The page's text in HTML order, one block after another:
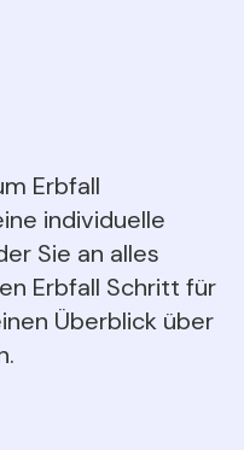
Erbfall
individuelle
Sie an alles
Erbfall Schritt für
Überblick über